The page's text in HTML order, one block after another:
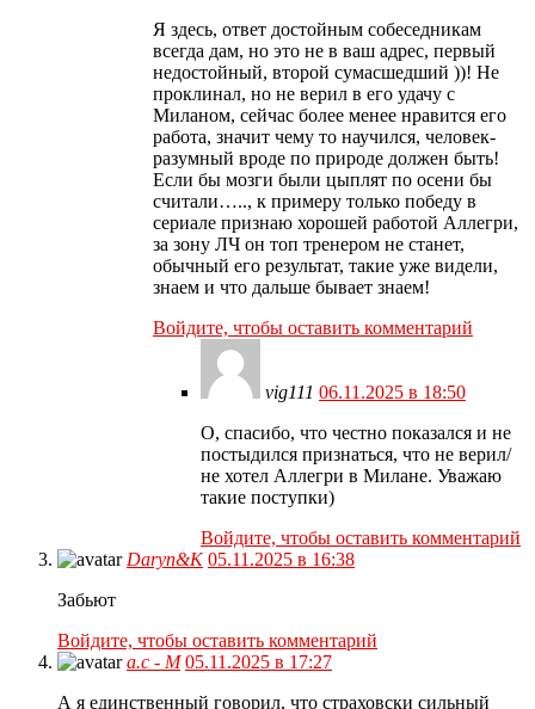
Я здесь, ответ достойным собеседникам
всегда дам, но это не в ваш адрес, первый
недостойный, второй сумасшедший ))! Не
проклинал, но не верил в его удачу с
Миланом, сейчас более менее нравится его
работа, значит чему то научился, человек-
разумный вроде по природе должен быть!
Если бы мозги были цыплят по осени бы
считали….., к примеру только победу в
сериале признаю хорошей работой Аллегри,
за зону ЛЧ он топ тренером не станет,
обычный его результат, такие уже видели,
знаем и что дальше бывает знаем!
Войдите, чтобы оставить комментарий
vig111 06.11.2025 в 18:50
О, спасибо, что честно показался и не
постыдился признаться, что не верил/
не хотел Аллегри в Милане. Уважаю
такие поступки)
Войдите, чтобы оставить комментарий
Daryn&K 05.11.2025 в 16:38
Забьют
Войдите, чтобы оставить комментарий
а.с - М 05.11.2025 в 17:27
А я единственный говорил, что страховски сильный